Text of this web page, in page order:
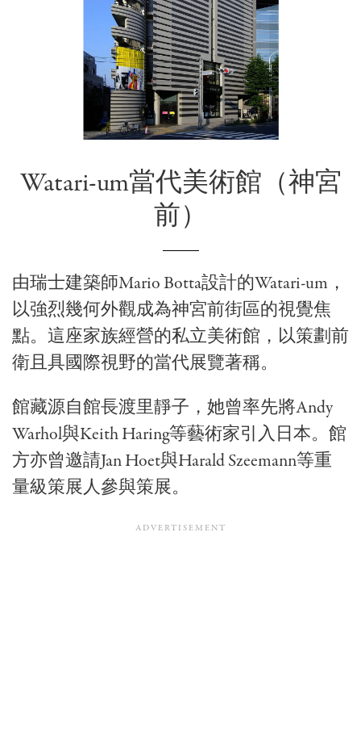
Watari-um當代美術館 （神宮
前）
由瑞士建築師Mario Botta設計的Watari-um，
以強烈幾何外觀成為神宮前街區的視覺焦
點。這座家族經營的私立美術館，以策劃前
衛且具國際視野的當代展覽著稱。
館藏源自館長渡里靜子，她曾率先將Andy
Warhol與Keith Haring等藝術家引入日本。館
方亦曾邀請Jan Hoet與Harald Szeemann等重
量級策展人參與策展。